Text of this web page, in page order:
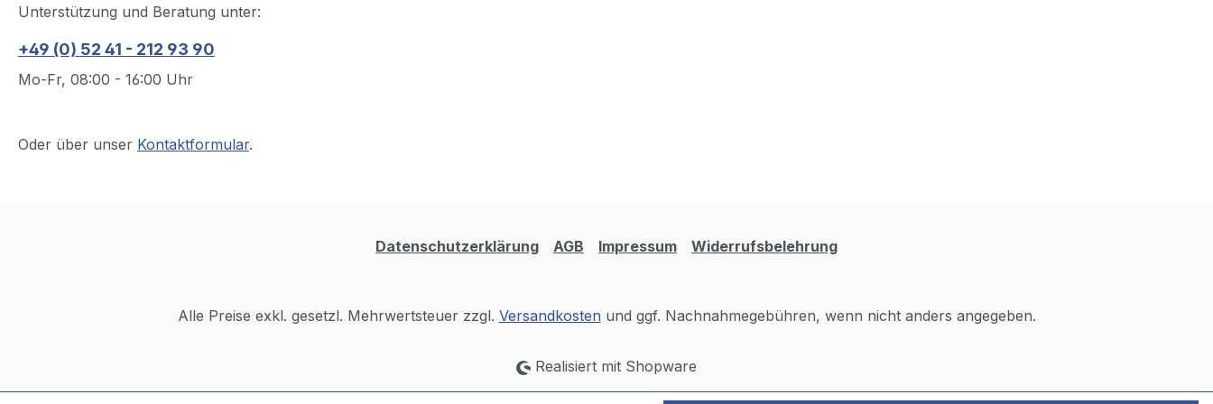
Unterstützung und Beratung unter:
+49 (0) 52 41 - 212 93 90
Mo-Fr, 08:00 - 16:00 Uhr
Oder über unser Kontaktformular.
Datenschutzerklärung AGB Impressum Widerrufsbelehrung
Alle Preise exkl. gesetzl. Mehrwertsteuer zzgl. Versandkosten und ggf. Nachnahmegebühren, wenn nicht anders angegeben.
Realisiert mit Shopware